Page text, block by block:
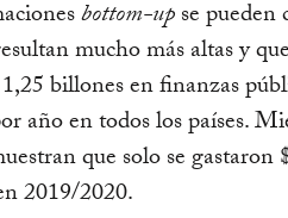
bottom-upse
mucho más altas y
billones en finanzas
año en todos los países.
que solo se
2019/2020.